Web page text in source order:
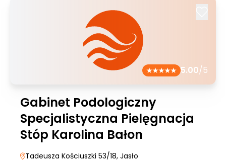
5.00/5
Gabinet Podologiczny
Specjalistyczna Pielęgnacja
Stóp Karolina Bałon
Tadeusza Kościuszki 53/18, Jasło